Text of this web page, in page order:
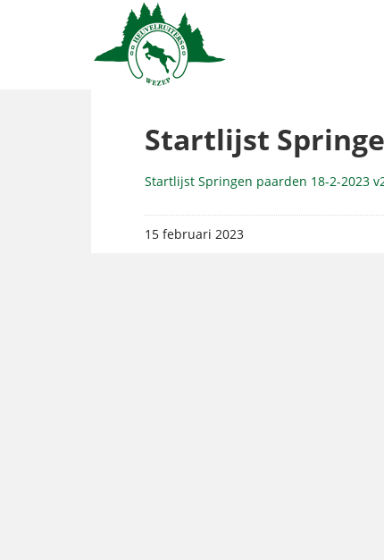
Startlijst
Startlijst Springen paarden 18-2-2023
15 februari 2023